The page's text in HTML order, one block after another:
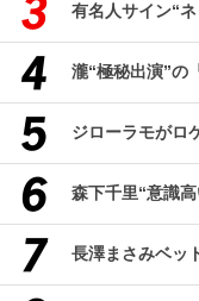
有名人サイン“
瀧“極秘出演”の
ジローラモがロ
森下千里“意識
長澤まさみベッ